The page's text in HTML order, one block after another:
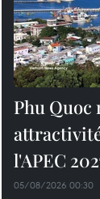
Phu Quoc
l'APEC
05/08/2026 00:30